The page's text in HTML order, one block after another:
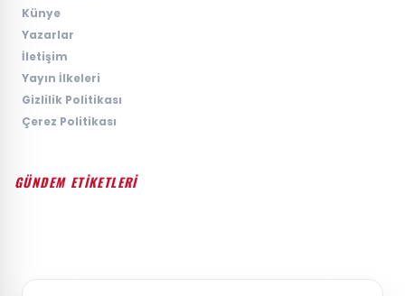
Künye
Yazarlar
İletişim
Yayın İlkeleri
Gizlilik Politikası
Çerez Politikası
GÜNDEM ETİKETLERİ